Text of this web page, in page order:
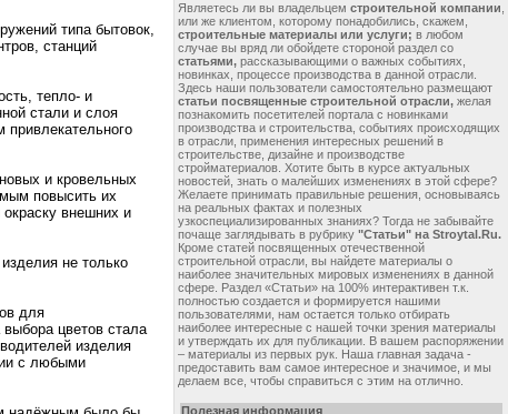
типа бытовок,
станций
тепло- и
стали и слоя
и кровельных
повысить их
внешних и
не только
для
цветов стала
изделия
с любыми
Являетесь ли вы владельцем строительной компании
или же клиентом, которому понадобились, скажем,
строительные материалы или услуги; в любом
случае вы вряд ли обойдете стороной раздел со
статьями, рассказывающими о важных событиях,
новинках, процессе производства в данной отрасли.
Здесь наши пользователи самостоятельно размещают
статьи посвященные строительной отрасли, желая
познакомить посетителей портала с новинками
производства и строительства, событиях происходящих
в отрасли, применения интересных решений в
строительстве, дизайне и производстве
стройматериалов. Хотите быть в курсе актуальных
новостей, знать о малейших изменениях в этой сфере?
Желаете принимать правильные решения, основываясь
на реальных фактах и полезных
узкоспециализированных знаниях? Тогда не забывайте
почаще заглядывать в рубрику "Статьи" на Stroytal.Ru.
Кроме статей посвященных отечественной
строительной отрасли, вы найдете материалы о
наиболее значительных мировых изменениях в данной
сфере. Раздел «Статьи» на 100% интерактивен т.к.
полностью создается и формируется нашими
пользователями, нам остается только отбирать
наиболее интересные с нашей точки зрения материалы
и утверждать их для публикации. В вашем распоряжении
– материалы из первых рук. Наша главная задача -
предоставить вам самое интересное и значимое, и мы
делаем все, чтобы справиться с этим на отлично.
Полезная информация